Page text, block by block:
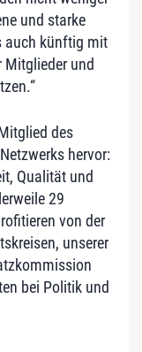
und starke
auch künftig mit
Mitglieder und
des
hervor:
Qualität und
29
von der
unserer
bei Politik und